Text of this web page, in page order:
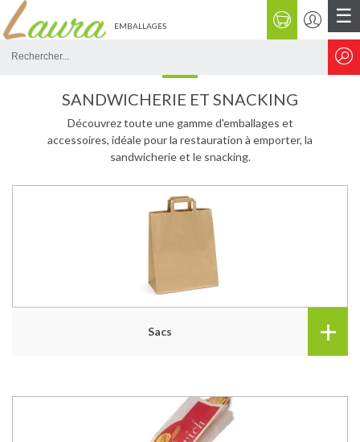
☰
EMBALLAGES
SANDWICHERIE ET SNACKING
Découvrez toute une gamme d'emballages et
accessoires, idéale pour la restauration à emporter, la
sandwicherie et le snacking.
Sacs +